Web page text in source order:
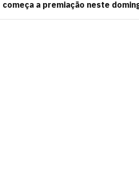
começa a premiação neste